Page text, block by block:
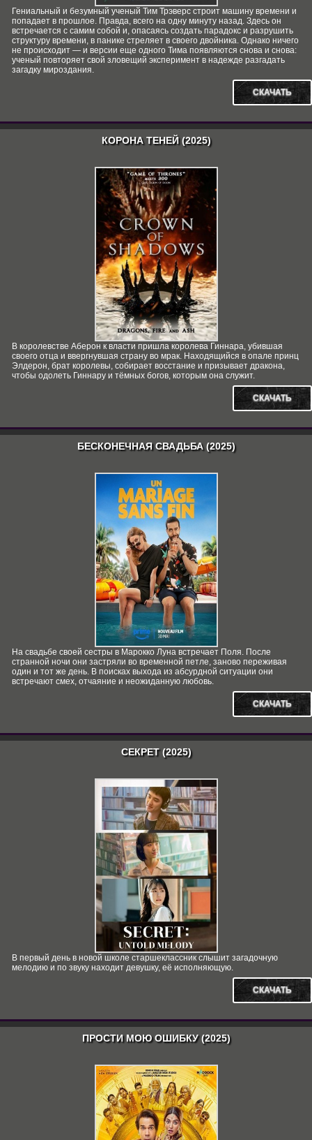
Гениальный и безумный ученый Тим Трэверс строит машину времени и
попадает в прошлое. Правда, всего на одну минуту назад. Здесь он
встречается с самим собой и, опасаясь создать парадокс и разрушить
структуру времени, в панике стреляет в своего двойника. Однако ничего
не происходит — и версии еще одного Тима появляются снова и снова:
ученый повторяет свой зловещий эксперимент в надежде разгадать
загадку мироздания.
СКАЧАТЬ
КОРОНА ТЕНЕЙ (2025)
В королевстве Аберон к власти пришла королева Гиннара, убившая
своего отца и ввергнувшая страну во мрак. Находящийся в опале принц
Элдерон, брат королевы, собирает восстание и призывает дракона,
чтобы одолеть Гиннару и тёмных богов, которым она служит.
СКАЧАТЬ
БЕСКОНЕЧНАЯ СВАДЬБА (2025)
На свадьбе своей сестры в Марокко Луна встречает Поля. После
странной ночи они застряли во временной петле, заново переживая
один и тот же день. В поисках выхода из абсурдной ситуации они
встречают смех, отчаяние и неожиданную любовь.
СКАЧАТЬ
СЕКРЕТ (2025)
В первый день в новой школе старшеклассник слышит загадочную
мелодию и по звуку находит девушку, её исполняющую.
СКАЧАТЬ
ПРОСТИ МОЮ ОШИБКУ (2025)